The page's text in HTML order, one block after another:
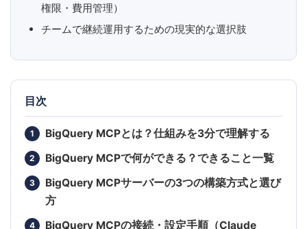
権限・費用管理）
チームで継続運用するための現実的な選択肢
目次
BigQuery MCPとは？仕組みを3分で理解する
BigQuery MCPで何ができる？できること一覧
BigQuery MCPサーバーの3つの構築方式と選び
方
BigQuery MCPの接続・設定手順（Claude